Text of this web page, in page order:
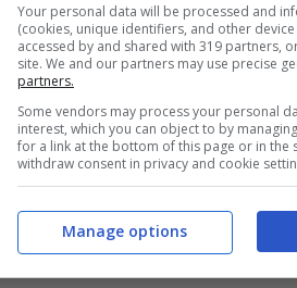
che viene concessa ai
nonché ai non vedenti. È un
è permanente, rinnovabile alla
di tempo determinato se
fare per ottenerlo.
parcheggio per
Your personal data will be processed and
(cookies, unique identifiers, and other
accessed by and shared with 319 partners,
site. We and our partners may use precise
partners.
Some vendors may process your personal
interest, which you can object to by
for a link at the bottom of this page or in the
withdraw consent in privacy and cookie
Manage options